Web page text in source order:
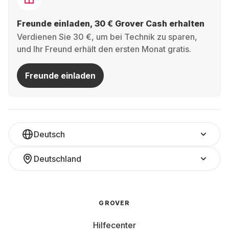
Freunde einladen, 30 € Grover Cash erhalten
Verdienen Sie 30 €, um bei Technik zu sparen,
und Ihr Freund erhält den ersten Monat gratis.
Freunde einladen
Deutsch
Deutschland
GROVER
Hilfecenter